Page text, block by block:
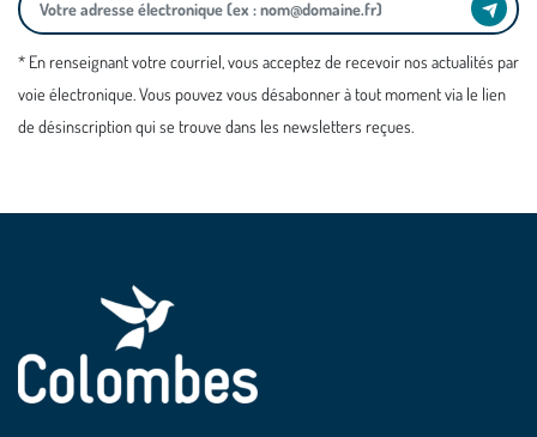
* En renseignant votre courriel, vous acceptez de recevoir nos actualités par
voie électronique. Vous pouvez vous désabonner à tout moment via le lien
de désinscription qui se trouve dans les newsletters reçues.